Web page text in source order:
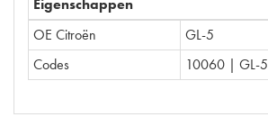
Eigenschappen
OE Citroën
GL-5
Codes
10060 | GL-5